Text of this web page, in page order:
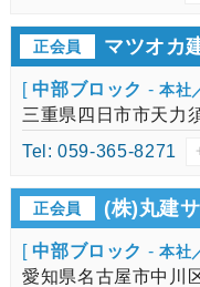
正会員 マツオカ
[中部ブロック - 本社
三重県四日市市天力
Tel: 059-365-8271
正会員 (株)丸建
[中部ブロック - 本社
愛知県名古屋市中川